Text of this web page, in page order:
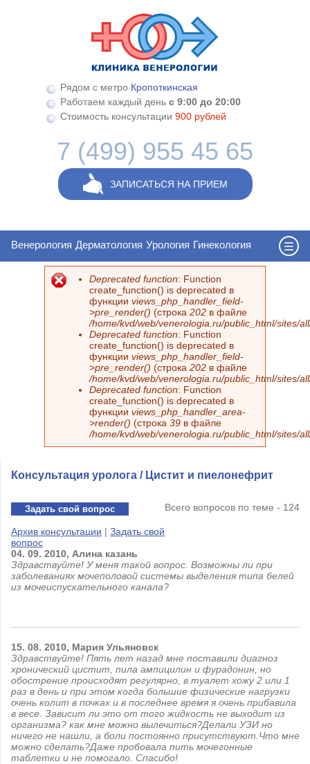
Рядом с метро Кропоткинская
Работаем каждый день с 9:00 до 20:00
Стоимость консультации 900 рублей
7 (499) 955 45 65
ЗАПИСАТЬСЯ НА ПРИЕМ
Венерология Дерматология Урология Гинекология
Сообщение об ошибке
Deprecated function: Function
create_function() is deprecated в
функции views_php_handler_field-
>pre_render() (строка 202 в файле
/home/kvd/web/venerologia.ru/public_html/sites/
Deprecated function: Function
create_function() is deprecated в
функции views_php_handler_field-
>pre_render() (строка 202 в файле
/home/kvd/web/venerologia.ru/public_html/sites/
Deprecated function: Function
create_function() is deprecated в
функции views_php_handler_area-
>render() (строка 39 в файле
/home/kvd/web/venerologia.ru/public_html/sites/
Консультация уролога / Цистит и пиелонефрит
Задать свой вопрос Всего вопросов по теме - 124
Архив консультации | Задать свой
вопрос
04. 09. 2010, Алина казань
Здравствуйте! У меня такой вопрос. Возможны ли при
заболеваниях мочеполовой системы выделения типа белей
из мочеиспускательного канала?
15. 08. 2010, Мария Ульяновск
Здравствуйте! Пять лет назад мне поставили диагноз
хронический цистит, пила ампицилин и фурадонин, но
обострение происходят регулярно, в туалет хожу 2 или 1
раз в день и при этом когда большие физические нагрузки
очень колит в почках и в последнее время я очень прибавила
в весе. Зависит ли это от того жидкость не выходит из
организма? как мне можно вылечиться?Делали УЗИ но
ничего не нашли, а боли постоянно присутствуют.Что мне
можно сделать?Даже пробовала пить мочегонные
таблетки и не помогало. Спасибо!